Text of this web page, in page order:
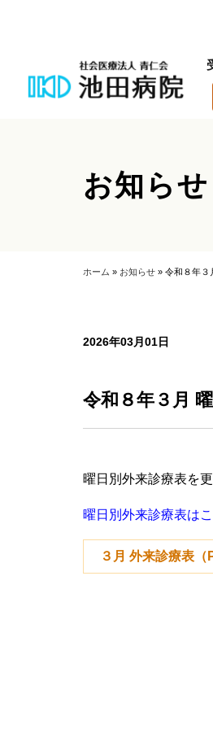
お知らせ
ホーム » お知らせ » 令和８年３
2026年03月01日
令和８年３月
曜日別外来診療表を
曜日別外来診療表はこ
３月 外来診療表（